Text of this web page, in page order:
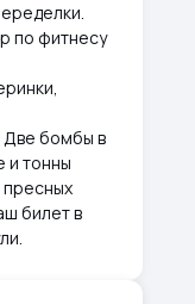
по фитнесу
Две бомбы в
и тонны
пресных
билет в